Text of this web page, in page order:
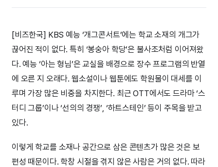
[비즈한국] KBS 예능 ‘개그콘서트’에는 학교 소재의 개그가
끊어진 적이 없다. 특히 ‘봉숭아 학당’은 불사조처럼 이어져왔
다. 예능 ‘아는 형님’은 교실을 배경으로 장수 프로그램의 반열
에 오른 지 오래다. 웹소설이나 웹툰에도 학원물이 대세를 이
루며 가장 많은 비중을 차지한다. 최근 OTT에서도 드라마 ‘스
터디 그룹’이나 ‘선의의 경쟁’, ‘하트스테인’ 등이 주목을 받고
있다.
이렇게 학교를 소재나 공간으로 삼은 콘텐츠가 많은 것은 보
편성 때문이다. 학창 시절을 겪지 않은 사람은 거의 없다. 따라